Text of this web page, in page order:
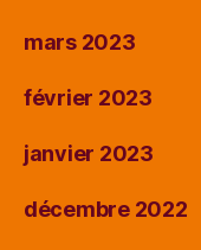
mars 2023
février 2023
janvier 2023
décembre 2022